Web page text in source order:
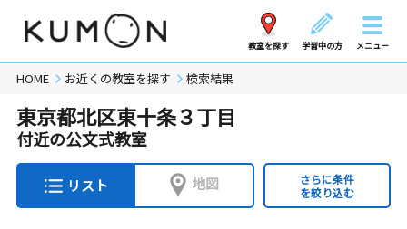
教室を探す 学習中の方 メニュー
HOME お近くの教室を探す 検索結果
東京都北区東十条３丁目
付近の公文式教室
リスト 地図
さらに条件
を絞り込む